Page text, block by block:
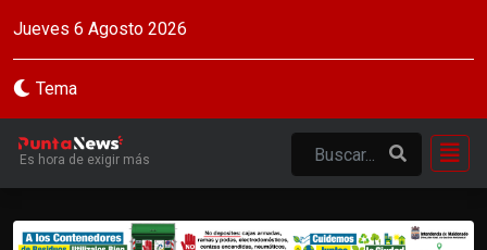
Jueves 6 Agosto 2026
Tema
Es hora de exigir más